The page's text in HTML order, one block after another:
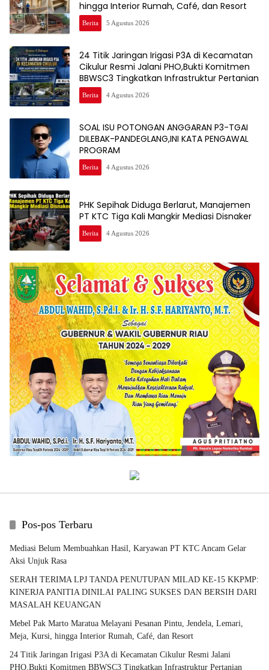
hingga Interior Rumah, Café, dan Resort
Berita 5 Agustus 2026
24 Titik Jaringan Irigasi P3A di Kecamatan
Cikulur Resmi Jalani PHO,Bukti Komitmen
BBWSC3 Tingkatkan Infrastruktur Pertanian
Berita 4 Agustus 2026
SOAL ISU POTONGAN ANGGARAN P3-TGAI
DILEBAK-PANDEGLANG,INI KATA PENGAWAL
PROGRAM
Berita 4 Agustus 2026
PHK Sepihak Diduga Berlarut, Manajemen
PT KTC Tiga Kali Mangkir Mediasi Disnaker
Berita 4 Agustus 2026
Pos-pos Terbaru
Mediasi Belum Membuahkan Hasil, Karyawan PT KTC Ancam Gelar
Aksi Unjuk Rasa
SERAH TERIMA LPJ TANDA PENUTUPAN MILAD KE-15 KKPMP:
KINERJA PANITIA DINILAI PALING SUKSES DAN BERSIH DARI
MASALAH KEUANGAN
Mebel Pak Marto Maratua Melayani Pesanan Pintu, Jendela, Lemari,
Meja, Kursi, hingga Interior Rumah, Café, dan Resort
24 Titik Jaringan Irigasi P3A di Kecamatan Cikulur Resmi Jalani
PHO,Bukti Komitmen BBWSC3 Tingkatkan Infrastruktur Pertanian